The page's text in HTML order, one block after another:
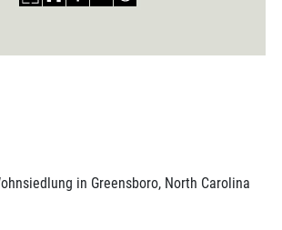
in Greensboro, North Carolina